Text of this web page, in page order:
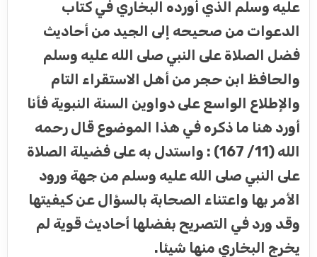
عليه وسلم الذي أورده البخاري في كتاب
الدعوات من صحيحه إلى الجيد من أحاديث
فضل الصلاة على النبي صلى الله عليه وسلم
والحافظ ابن حجر من أهل الاستقراء التام
والإطلاع الواسع على دواوين السنة النبوية فأنا
أورد هنا ما ذكره في هذا الموضوع قال رحمه
الله (11/ 167) : واستدل به على فضيلة الصلاة
على النبي صلى الله عليه وسلم من جهة ورود
الأمر بها واعتناء الصحابة بالسؤال عن كيفيتها
وقد ورد في التصريح بفضلها أحاديث قوية لم
يخرج البخاري منها شيئا.